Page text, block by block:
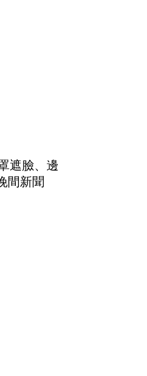
遮臉、邊
間新聞